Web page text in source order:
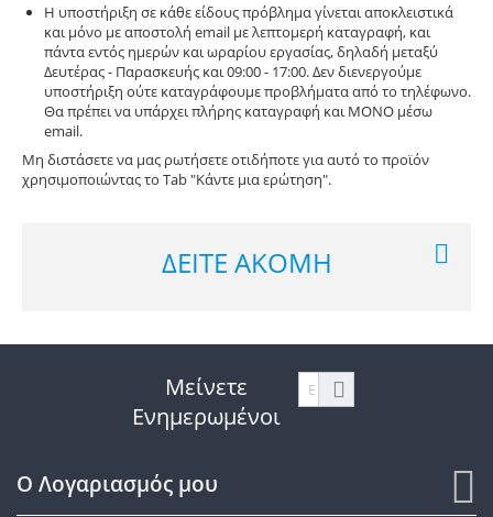
Η υποστήριξη σε κάθε είδους πρόβλημα γίνεται αποκλειστικά
και μόνο με αποστολή email με λεπτομερή καταγραφή, και
πάντα εντός ημερών και ωραρίου εργασίας, δηλαδή μεταξύ
Δευτέρας - Παρασκευής και 09:00 - 17:00. Δεν διενεργούμε
υποστήριξη ούτε καταγράφουμε προβλήματα από το τηλέφωνο.
Θα πρέπει να υπάρχει πλήρης καταγραφή και ΜΟΝΟ μέσω
email.
Μη διστάσετε να μας ρωτήσετε οτιδήποτε για αυτό το προϊόν
χρησιμοποιώντας το Tab "Κάντε μια ερώτηση".
ΔΕΊΤΕ ΑΚΌΜΗ
Μείνετε
Ενημερωμένοι
Ο Λογαριασμός μου